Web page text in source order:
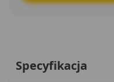
Specyfikacja